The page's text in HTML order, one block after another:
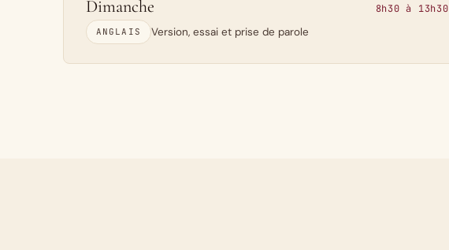
Dimanche 8h30 à 13h30
ANGLAIS Version, essai et prise de parole